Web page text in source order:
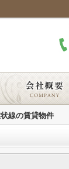
線の賃貸物件